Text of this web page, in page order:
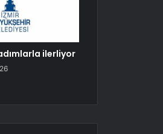
ilerliyor